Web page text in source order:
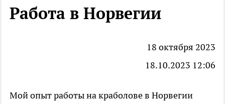
Работа в Норвегии
18 октября 2023
18.10.2023 12:06
Мой опыт работы на краболове в Норвегии